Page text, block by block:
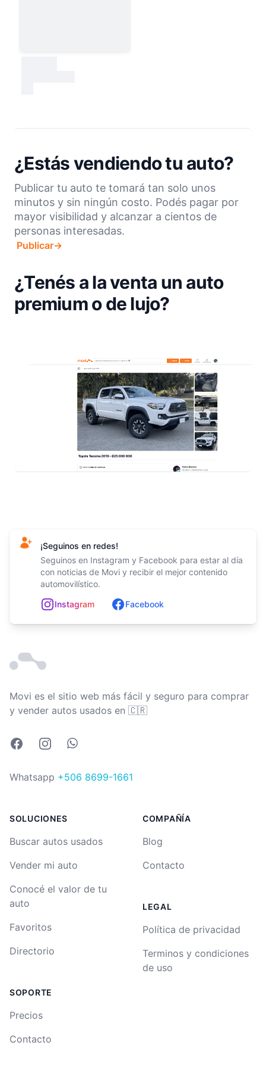
¿Estás vendiendo tu auto?
Publicar tu auto te tomará tan solo unos
minutos y sin ningún costo. Podés pagar por
mayor visibilidad y alcanzar a cientos de
personas interesadas.
Publicar→
¿Tenés a la venta un auto
premium o de lujo?
¡Seguinos en redes!
Seguinos en Instagram y Facebook para estar al día
con noticias de Movi y recibir el mejor contenido
automovilístico.
Instagram Facebook
Movi es el sitio web más fácil y seguro para comprar
y vender autos usados en Costa Rica
🇨🇷
FacebookInstagramWhatsapp
Whatsapp +506 8699-1661
SOLUCIONES
Buscar autos usados
Vender mi auto
Conocé el valor de tu
auto
Favoritos
Directorio
SOPORTE
Precios
Contacto
COMPAÑÍA
Blog
Contacto
LEGAL
Política de privacidad
Terminos y condiciones
de uso